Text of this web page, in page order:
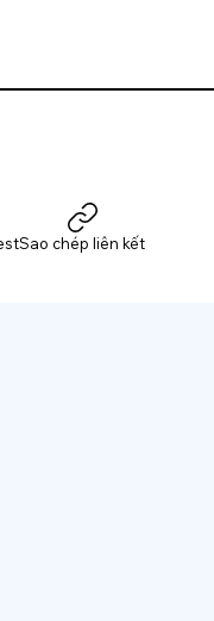
Sao chép liên kết